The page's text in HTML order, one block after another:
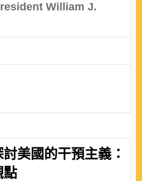
William J.
美國的干預主義：
點